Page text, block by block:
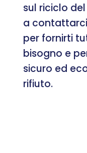
sul riciclo
a
per fornirti
bisogno e
sicuro ed
rifiuto.